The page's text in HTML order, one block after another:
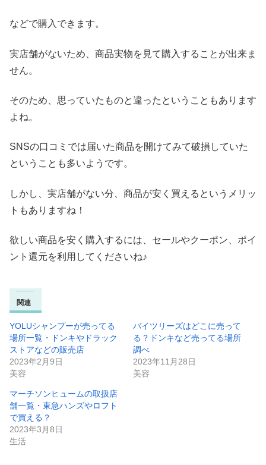
などで購入できます。
実店舗がないため、商品実物を見て購入することが出来ま
せん。
そのため、思っていたものと違ったということもあります
よね。
SNSの口コミでは届いた商品を開けてみて破損していた
ということも多いようです。
しかし、実店舗がない分、商品が安く買えるというメリッ
トもありますね！
欲しい商品を安く購入するには、セールやクーポン、ポイ
ント還元を利用してくださいね♪
関連
YOLUシャンプーが売ってる
場所一覧・ドンキやドラック
ストアなどの販売店
2023年2月9日
美容
バイツリーズはどこに売って
る？ドンキなど売ってる場所
調べ
2023年11月28日
美容
マーチソンヒュームの取扱店
舗一覧・東急ハンズやロフト
で買える？
2023年3月8日
生活